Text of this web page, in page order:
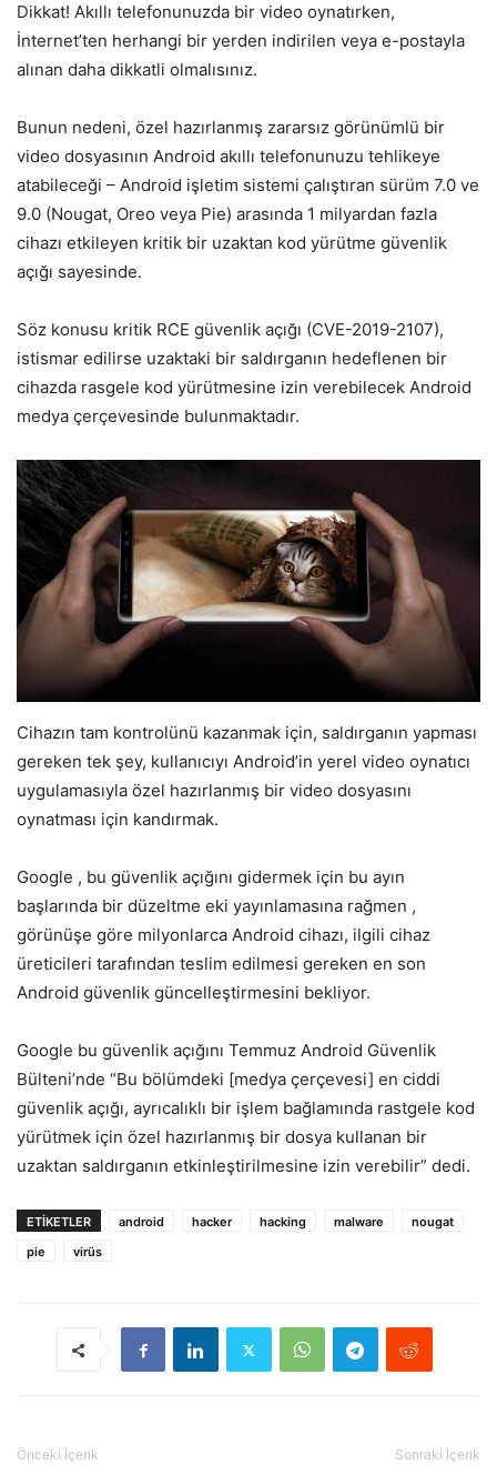
Dikkat! Akıllı telefonunuzda bir video oynatırken,
İnternet’ten herhangi bir yerden indirilen veya e-postayla
alınan daha dikkatli olmalısınız.
Bunun nedeni, özel hazırlanmış zararsız görünümlü bir
video dosyasının Android akıllı telefonunuzu tehlikeye
atabileceği – Android işletim sistemi çalıştıran sürüm 7.0 ve
9.0 (Nougat, Oreo veya Pie) arasında 1 milyardan fazla
cihazı etkileyen kritik bir uzaktan kod yürütme güvenlik
açığı sayesinde.
Söz konusu kritik RCE güvenlik açığı (CVE-2019-2107),
istismar edilirse uzaktaki bir saldırganın hedeflenen bir
cihazda rasgele kod yürütmesine izin verebilecek Android
medya çerçevesinde bulunmaktadır.
Cihazın tam kontrolünü kazanmak için, saldırganın yapması
gereken tek şey, kullanıcıyı Android’in yerel video oynatıcı
uygulamasıyla özel hazırlanmış bir video dosyasını
oynatması için kandırmak.
Google , bu güvenlik açığını gidermek için bu ayın
başlarında bir düzeltme eki yayınlamasına rağmen ,
görünüşe göre milyonlarca Android cihazı, ilgili cihaz
üreticileri tarafından teslim edilmesi gereken en son
Android güvenlik güncelleştirmesini bekliyor.
Google bu güvenlik açığını Temmuz Android Güvenlik
Bülteni’nde “Bu bölümdeki [medya çerçevesi] en ciddi
güvenlik açığı, ayrıcalıklı bir işlem bağlamında rastgele kod
yürütmek için özel hazırlanmış bir dosya kullanan bir
uzaktan saldırganın etkinleştirilmesine izin verebilir” dedi.
ETIKETLER android hacker hacking malware
nougat
pie
virüs
Önceki İçerik Sonraki İçerik